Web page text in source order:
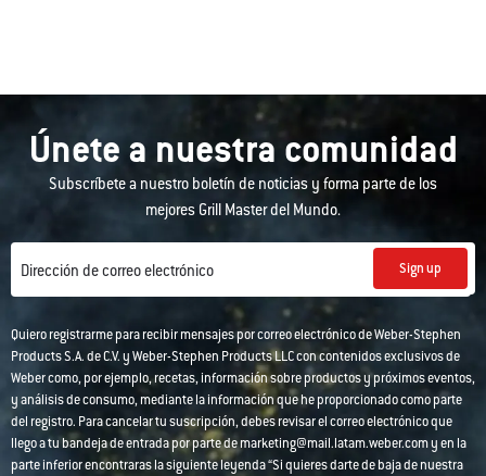
Únete a nuestra comunidad
Subscríbete a nuestro boletín de noticias y forma parte de los
mejores Grill Master del Mundo.
Dirección de correo electrónico Sign up
Quiero registrarme para recibir mensajes por correo electrónico de Weber-Stephen
Products S.A. de C.V. y Weber-Stephen Products LLC con contenidos exclusivos de
Weber como, por ejemplo, recetas, información sobre productos y próximos eventos,
y análisis de consumo, mediante la información que he proporcionado como parte
del registro. Para cancelar tu suscripción, debes revisar el correo electrónico que
llego a tu bandeja de entrada por parte de marketing@mail.latam.weber.com y en la
parte inferior encontraras la siguiente leyenda “Si quieres darte de baja de nuestra